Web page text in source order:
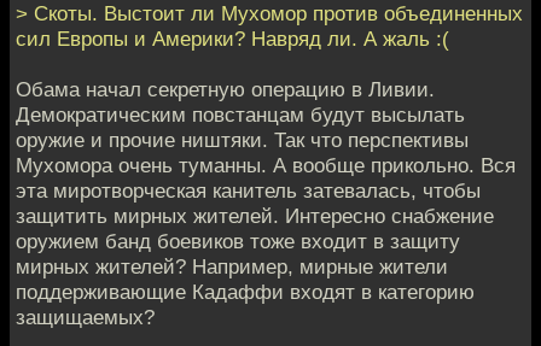
> Скоты. Выстоит ли Мухомор против объединенных
сил Европы и Америки? Навряд ли. А жаль :(
Обама начал секретную операцию в Ливии.
Демократическим повстанцам будут высылать
оружие и прочие ништяки. Так что перспективы
Мухомора очень туманны. А вообще прикольно. Вся
эта миротворческая канитель затевалась, чтобы
защитить мирных жителей. Интересно снабжение
оружием банд боевиков тоже входит в защиту
мирных жителей? Например, мирные жители
поддерживающие Кадаффи входят в категорию
защищаемых?